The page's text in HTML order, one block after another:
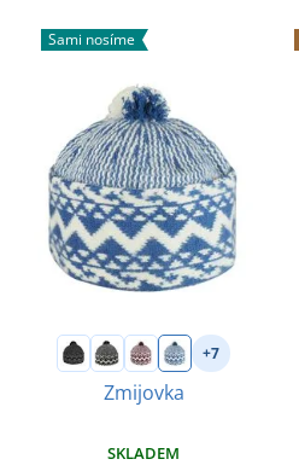
Sami nosíme
+7
Zmijovka
SKLADEM